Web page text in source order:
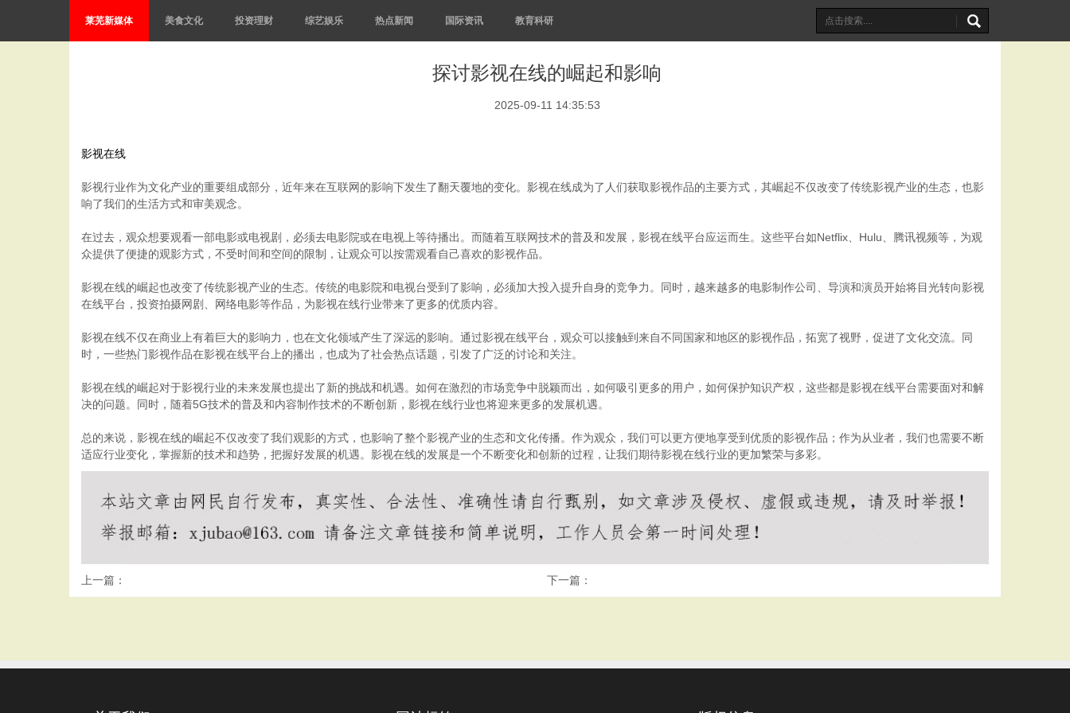
莱芜新媒体 美食文化 投资理财 综艺娱乐 热点新闻 国际资讯 教育科研
探讨影视在线的崛起和影响
2025-09-11 14:35:53
影视在线
影视行业作为文化产业的重要组成部分，近年来在互联网的影响下发生了翻天覆地的变化。影视在线成为了人们获取影视作品的主要方式，其崛起不仅改变了传统影视产业的生态，也影
响了我们的生活方式和审美观念。
在过去，观众想要观看一部电影或电视剧，必须去电影院或在电视上等待播出。而随着互联网技术的普及和发展，影视在线平台应运而生。这些平台如Netflix、Hulu、腾讯视频等，为观
众提供了便捷的观影方式，不受时间和空间的限制，让观众可以按需观看自己喜欢的影视作品。
影视在线的崛起也改变了传统影视产业的生态。传统的电影院和电视台受到了影响，必须加大投入提升自身的竞争力。同时，越来越多的电影制作公司、导演和演员开始将目光转向影视
在线平台，投资拍摄网剧、网络电影等作品，为影视在线行业带来了更多的优质内容。
影视在线不仅在商业上有着巨大的影响力，也在文化领域产生了深远的影响。通过影视在线平台，观众可以接触到来自不同国家和地区的影视作品，拓宽了视野，促进了文化交流。同
时，一些热门影视作品在影视在线平台上的播出，也成为了社会热点话题，引发了广泛的讨论和关注。
影视在线的崛起对于影视行业的未来发展也提出了新的挑战和机遇。如何在激烈的市场竞争中脱颖而出，如何吸引更多的用户，如何保护知识产权，这些都是影视在线平台需要面对和解
决的问题。同时，随着5G技术的普及和内容制作技术的不断创新，影视在线行业也将迎来更多的发展机遇。
总的来说，影视在线的崛起不仅改变了我们观影的方式，也影响了整个影视产业的生态和文化传播。作为观众，我们可以更方便地享受到优质的影视作品；作为从业者，我们也需要不断
适应行业变化，掌握新的技术和趋势，把握好发展的机遇。影视在线的发展是一个不断变化和创新的过程，让我们期待影视在线行业的更加繁荣与多彩。
上一篇： 下一篇：